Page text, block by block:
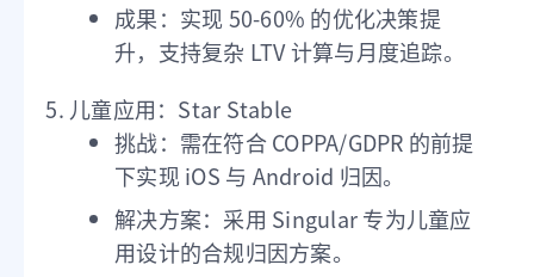
成果：实现 50-60% 的优化决策提
升，支持复杂 LTV 计算与月度追踪。
儿童应用：Star Stable
挑战：需在符合 COPPA/GDPR 的前提
下实现 iOS 与 Android 归因。
解决方案：采用 Singular 专为儿童应
用设计的合规归因方案。